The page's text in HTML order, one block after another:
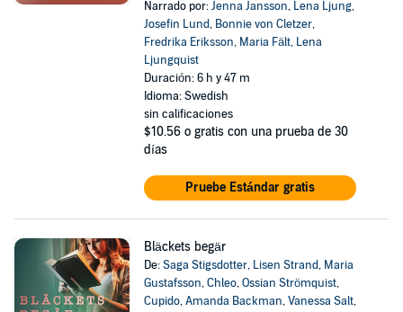
Narrado por:Jenna Jansson, Lena Ljung,
Josefin Lund, Bonnie von Cletzer,
Fredrika Eriksson, Maria Fält, Lena
Ljungquist
Duración: 6 h y 47 m
Idioma: Swedish
sin calificaciones
$10.56 o gratis con una prueba de 30
días
Pruebe Estándar gratis
Bläckets begär
De:Saga Stigsdotter, Lisen Strand, Maria
Gustafsson,Chleo,Ossian Strömquist,
Cupido,Amanda Backman,Vanessa Salt,